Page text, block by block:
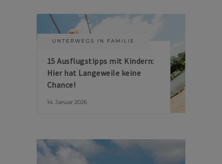
UNTERWEGS IN FAMILIE
15 Ausflugstipps mit Kindern:
Hier hat Langeweile keine
Chance!
14. Januar 2026